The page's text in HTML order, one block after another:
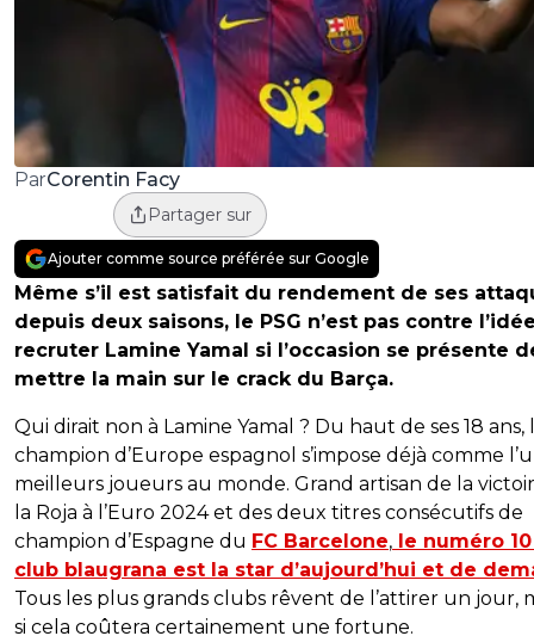
ParCorentin Facy
Partager sur
Ajouter comme source préférée sur Google
Même s’il est satisfait du rendement de ses
depuis deux saisons, le PSG n’est pas contre
recruter Lamine Yamal si l’occasion se présente
mettre la main sur le crack du Barça.
Qui dirait non à Lamine Yamal ? Du haut de ses 18 ans,
champion d’Europe espagnol s’impose déjà comme
meilleurs joueurs au monde. Grand artisan de la
la Roja à l’Euro 2024 et des deux titres consécutifs de
champion d’Espagne du FC Barcelone, le numéro
club blaugrana est la star d’aujourd’hui et de
Tous les plus grands clubs rêvent de l’attirer un jour,
si cela coûtera certainement une fortune.